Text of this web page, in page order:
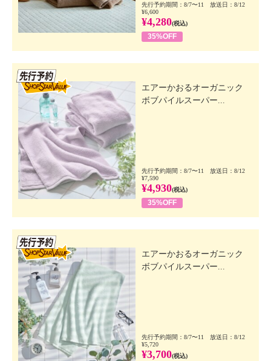
先行予約期間：8/7〜11 放送日：8/12
¥6,600
¥4,280(税込)
35%OFF
エアーかおるオーガニック
ボブパイルスーパー...
先行予約期間：8/7〜11 放送日：8/12
¥7,590
¥4,930(税込)
35%OFF
エアーかおるオーガニック
ボブパイルスーパー...
先行予約期間：8/7〜11 放送日：8/12
¥5,720
¥3,700(税込)